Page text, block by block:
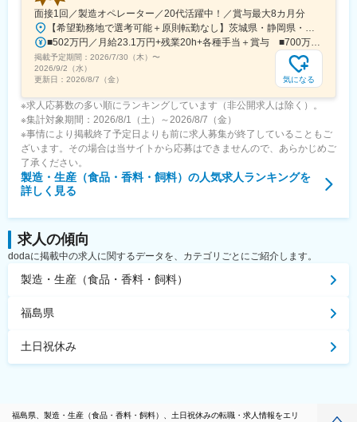
寺駅、新大村駅、原水駅、肥後大津駅、新玉名駅、八代駅、小川
駅(熊本県)、長洲駅、今津駅(大分県)、中津駅(大分県)、東中津
駅、宇佐駅、日向庄内駅、隼人駅、五位野駅、表木山駅、西１１
丁目駅、曽根田駅、取手駅、グリーンスタジアム前駅、東成田
駅、観音駅、芝公園駅、室駅、三柿野駅、吉原本町駅、大曽根
駅、新豊田駅、新川橋駅、近鉄四日市駅、泊駅(三重県)、木幡駅
線)、コスモスクエア駅、ユニバーサルシティ駅、東淀川駅、猪名
寺駅、花隈駅、宝塚南口駅、黒崎駅前駅、中央区役所前駅、田町
駅(東京都)、本吉原駅、六地蔵駅(京阪線)、山ノ内駅(京都府)、大
阪駅、みなと元町駅、西黒崎駅
面接1回／製造オペレーター／20代活躍中！／賞与最大8カ月分
【希望勤務地で選考可能＋原則転勤なし】茨城県・静岡県・滋賀県・山口県のいずれか★勤務地は希望を考慮します★本人の意思による海外工場や、他部署への異動実績もあります <関東工場>茨城県取手市清水667-1[最寄り駅]取手駅・藤代駅 <静岡工場>静岡県焼津市相川17-2[最寄り駅]藤枝駅 ＜関西工場＞滋賀県栗東市下鈎21-1 [最寄り駅]栗東駅 ＜滋賀工場＞滋賀県栗東市下鈎140-1[最寄り駅]手原駅 ＜下関工場＞山口県下関市小月小島1-1-12[最寄り駅]小月駅 ※いずれの配属先でも、受動喫煙対策あり（屋内分煙） ■住宅手当支給あり※一定の要件あり■移住の方には引越代の実費補助に加え【新生活支援金として20万円】を支給！■マイカー・バイク通勤OK！
■502万円／月給23.1万円+残業20h+各種手当＋賞与 ■700万円／主任クラス／月給28.3万円+残業20h+各種手当＋賞与
掲載予定期間： 2026/7/30（木） 〜
2026/9/2（水）
更新日： 2026/8/7（金） 気になる
※求人応募数の多い順にランキングしています（非公開求人は除く）。
※集計対象期間：2026/8/1（土）～2026/8/7（金）
※事情により掲載終了予定日よりも前に求人募集が終了していることもご
ざいます。その場合は当サイトから応募はできませんので、あらかじめご
了承ください。
製造・生産（食品・香料・飼料） の人気求人ランキングを
詳しく見る
求人の傾向
dodaに掲載中の求人に関するデータを、カテゴリごとにご紹介します。
製造・生産（食品・香料・飼料）
福島県
土日祝休み
福島県、製造・生産（食品・香料・飼料）、土日祝休みの転職・求人情報をエリ